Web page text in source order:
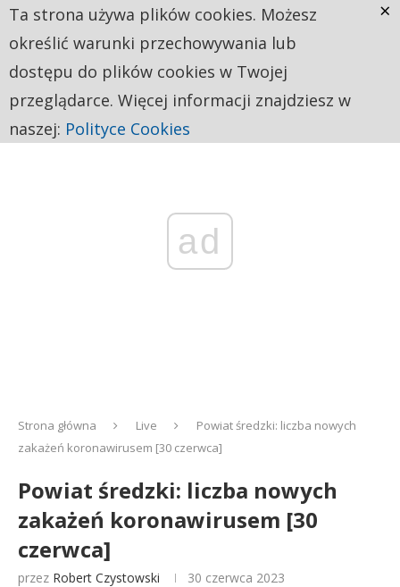
ad
Strona główna Live
Powiat średzki: liczba nowych
zakażeń koronawirusem [30 czerwca]
Powiat średzki: liczba nowych
zakażeń koronawirusem [30
czerwca]
przez Robert Czystowski 30 czerwca 2023
Ta strona używa plików cookies. Możesz
określić warunki przechowywania lub
dostępu do plików cookies w Twojej
przeglądarce. Więcej informacji znajdziesz w
naszej: Polityce Cookies
×